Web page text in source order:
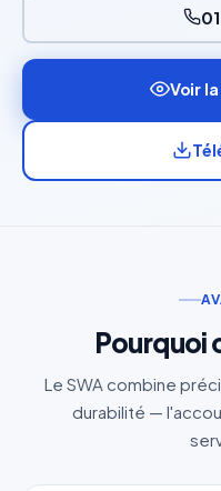
Voir
Pourquoi
Le SWA combine
durabilité —